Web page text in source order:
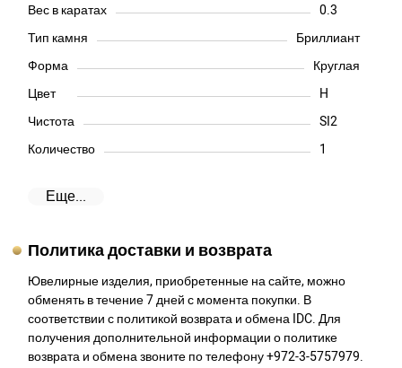
Вес в каратах
0.3
Тип камня
Бриллиант
Форма
Круглая
Цвет
H
Чистота
SI2
Количество
1
Еще...
Политика доставки и возврата
Ювелирные изделия, приобретенные на сайте, можно
обменять в течение 7 дней с момента покупки. В
соответствии с политикой возврата и обмена IDC. Для
получения дополнительной информации о политике
возврата и обмена звоните по телефону +972-3-5757979.